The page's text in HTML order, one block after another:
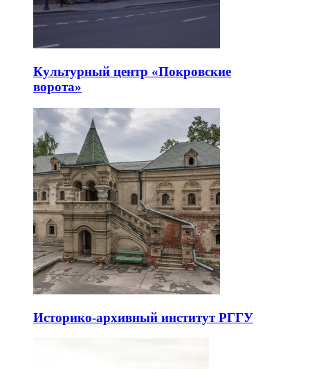
Культурный центр «Покровские
ворота»
Историко-архивный институт РГГУ